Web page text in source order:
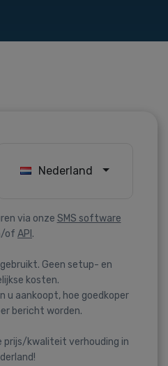
Nederland
via onze SMS software
of API .
Geen setup- en
kosten.
u aankoopt, hoe goedkoper
bericht worden.
prijs/kwaliteit verhouding in